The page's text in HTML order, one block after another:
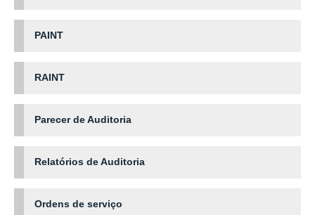
PAINT
RAINT
Parecer de Auditoria
Relatórios de Auditoria
Ordens de serviço